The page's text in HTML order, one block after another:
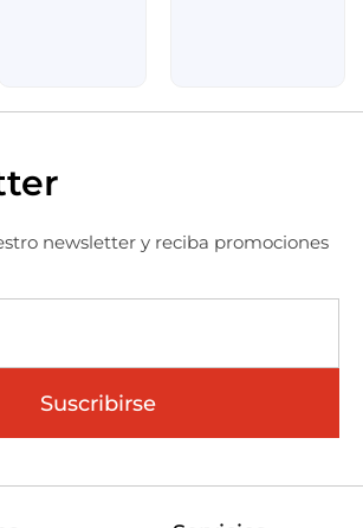
newsletter y reciba promociones
Suscribirse